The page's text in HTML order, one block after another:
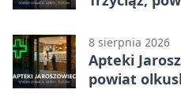
8 sierpnia 2026
Apteki
powiat